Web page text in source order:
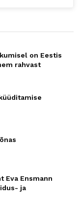
on Eestis
rahvast
Eva Ensmann
ja